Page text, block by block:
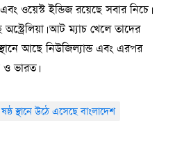
ওয়েস্ট ইন্ডিজ রয়েছে সবার নিচে।
অস্ট্রেলিয়া। আট ম্যাচ খেলে তাদের
আছে নিউজিল্যান্ড এবং এরপর
ও ভারত।
ষষ্ঠ স্থানে উঠে এসেছে বাংলাদেশ